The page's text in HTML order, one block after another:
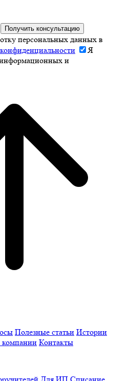
Получить консультацию
персональных данных в
Я
информационных и
Полезные статьи Истории
Контакты